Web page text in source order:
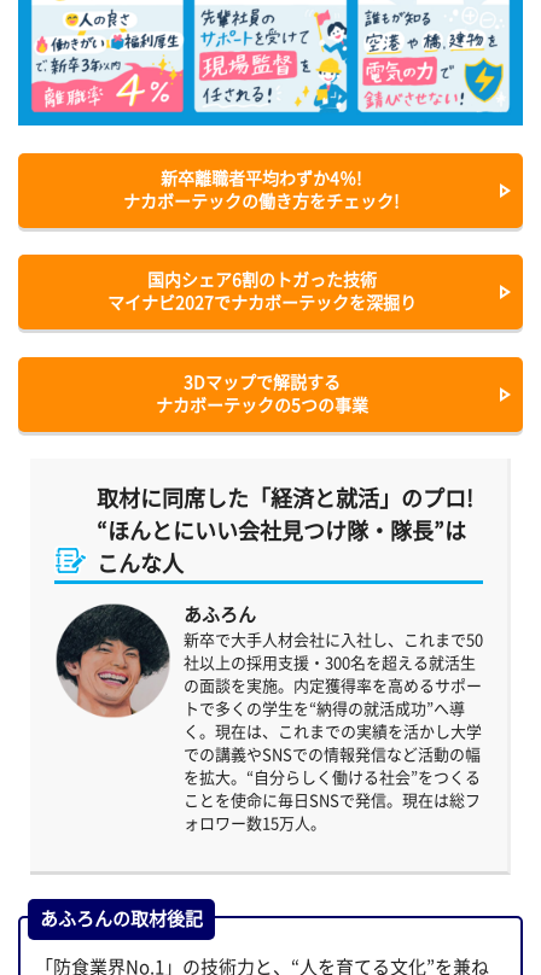
新卒離職者平均わずか4％!
ナカボーテックの働き方をチェック!
国内シェア6割のトガった技術
マイナビ2027でナカボーテックを深掘り
3Dマップで解説する
ナカボーテックの5つの事業
取材に同席した「経済と就活」のプロ!
“ほんとにいい会社見つけ隊・隊長”は
こんな人
あふろん
新卒で大手人材会社に入社し、これまで50
社以上の採用支援・300名を超える就活生
の面談を実施。内定獲得率を高めるサポー
トで多くの学生を“納得の就活成功”へ導
く。現在は、これまでの実績を活かし大学
での講義やSNSでの情報発信など活動の幅
を拡大。“自分らしく働ける社会”をつくる
ことを使命に毎日SNSで発信。現在は総フ
ォロワー数15万人。
あふろんの取材後記
「防食業界No.1」の技術力と、“人を育てる文化”を兼ね